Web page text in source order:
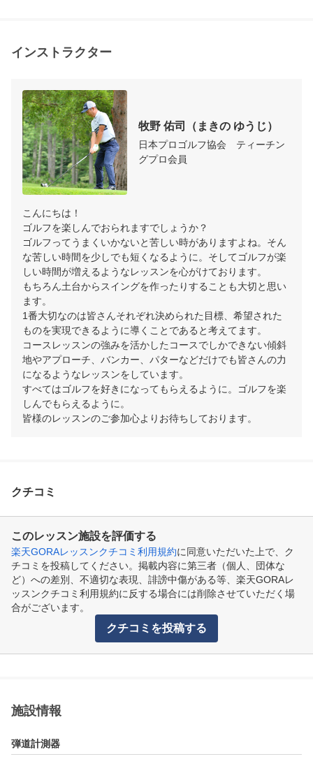
インストラクター
牧野 佑司（まきの ゆうじ）
日本プロゴルフ協会　ティーチン
グプロ会員
こんにちは！
ゴルフを楽しんでおられますでしょうか？
ゴルフってうまくいかないと苦しい時がありますよね。そん
な苦しい時間を少しでも短くなるように。そしてゴルフが楽
しい時間が増えるようなレッスンを心がけております。
もちろん土台からスイングを作ったりすることも大切と思い
ます。
1番大切なのは皆さんそれぞれ決められた目標、希望された
ものを実現できるように導くことであると考えてます。
コースレッスンの強みを活かしたコースでしかできない傾斜
地やアプローチ、バンカー、パターなどだけでも皆さんの力
になるようなレッスンをしています。
すべてはゴルフを好きになってもらえるように。ゴルフを楽
しんでもらえるように。
皆様のレッスンのご参加心よりお待ちしております。
クチコミ
このレッスン施設を評価する
楽天GORAレッスンクチコミ利用規約に同意いただいた上で、ク
チコミを投稿してください。掲載内容に第三者（個人、団体な
ど）への差別、不適切な表現、誹謗中傷がある等、楽天GORAレ
ッスンクチコミ利用規約に反する場合には削除させていただく場
合がございます。
クチコミを投稿する
施設情報
弾道計測器